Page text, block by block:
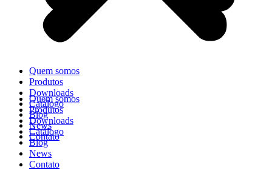
Quem somos
Produtos
Downloads
Catálogo
Blog
News
Contato
Quem somos
Produtos
Downloads
Catálogo
Blog
News
Contato